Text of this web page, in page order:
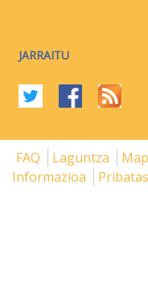
JARRAITU
FAQ Laguntza
Informazioa